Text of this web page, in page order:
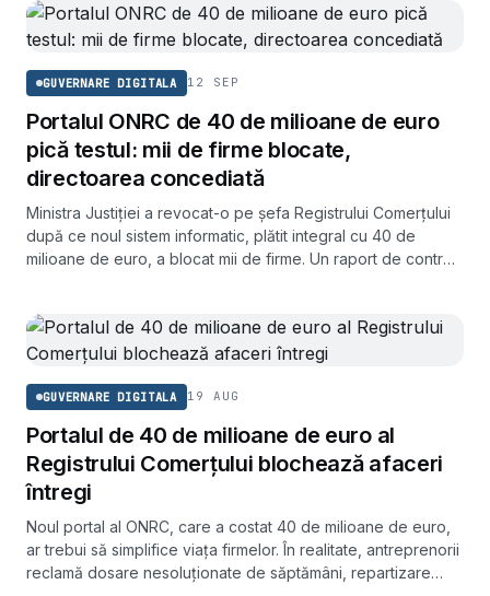
GUVERNARE DIGITALA 12 SEP
Portalul ONRC de 40 de milioane de euro
pică testul: mii de firme blocate,
directoarea concediată
Ministra Justiției a revocat-o pe șefa Registrului Comerțului
după ce noul sistem informatic, plătit integral cu 40 de
milioane de euro, a blocat mii de firme. Un raport de control
GUVERNARE DIGITALA 19 AUG
Portalul de 40 de milioane de euro al
Registrului Comerțului blochează afaceri
întregi
Noul portal al ONRC, care a costat 40 de milioane de euro,
ar trebui să simplifice viața firmelor. În realitate, antreprenorii
reclamă dosare nesoluționate de săptămâni, repartizare